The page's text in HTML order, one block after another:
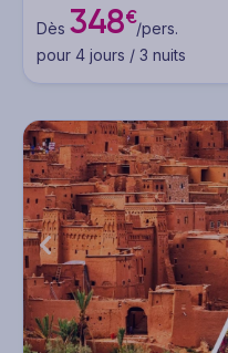
Dès 348€/pers.
pour 4 jours / 3 nuits